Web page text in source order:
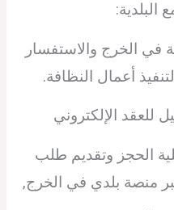
البلدية:
في الخرج والاستفسار
أعمال النظافة.
للعقد الإلكتروني
الحجز وتقديم طلب
منصة بلدي في الخرج,